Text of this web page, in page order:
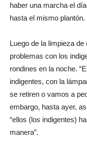
haber una marcha el
hasta el mismo plantón.
Luego de la limpieza
problemas con los
rondines en la noche.
indigentes, con la
se retiren o vamos a
embargo, hasta ayer,
“ellos (los indigentes)
manera”.